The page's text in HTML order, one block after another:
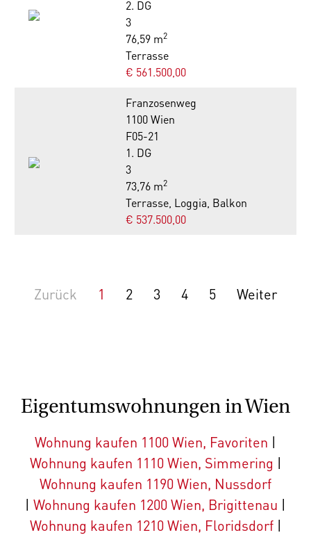
2. DG
3
76,59 m2
Terrasse
€ 561.500,00
Franzosenweg
1100 Wien
F05-21
1. DG
3
73,76 m2
Terrasse, Loggia, Balkon
€ 537.500,00
Zurück 1 2 3 4 5 Weiter
Eigentumswohnungen in Wien
Wohnung kaufen 1100 Wien, Favoriten |
Wohnung kaufen 1110 Wien, Simmering |
Wohnung kaufen 1190 Wien, Nussdorf
| Wohnung kaufen 1200 Wien, Brigittenau |
Wohnung kaufen 1210 Wien, Floridsdorf|